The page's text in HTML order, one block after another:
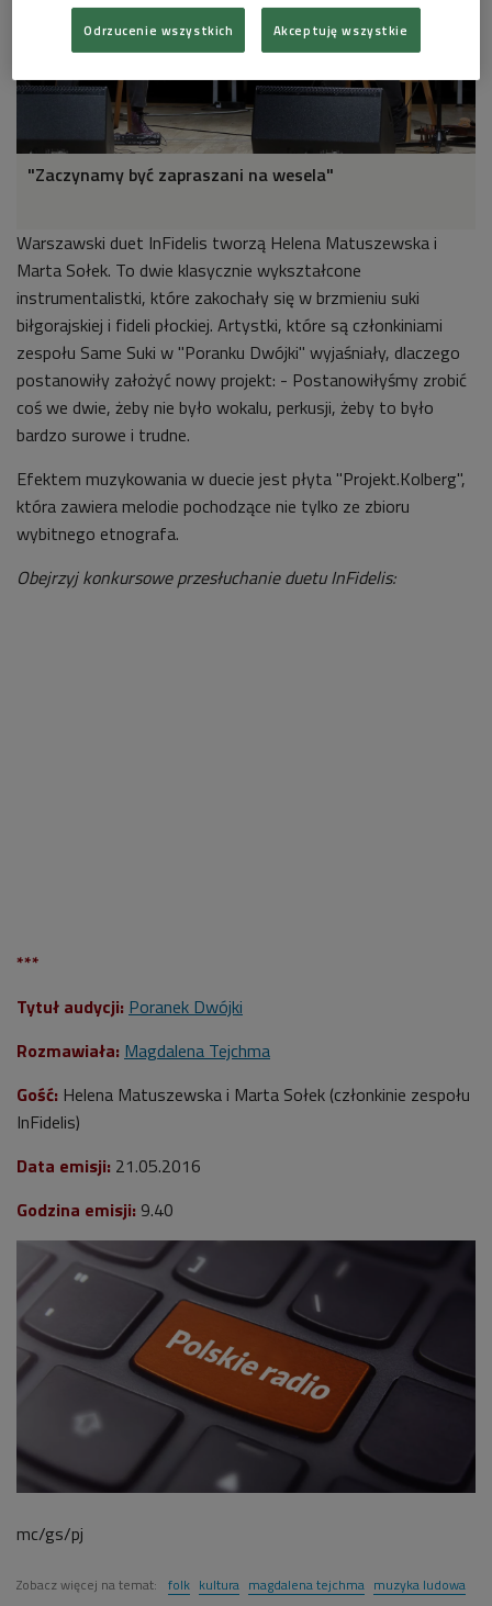
"Zaczynamy być zapraszani na wesela"
Warszawski duet InFidelis tworzą Helena Matuszewska i
Marta Sołek. To dwie klasycznie wykształcone
instrumentalistki, które zakochały się w brzmieniu suki
biłgorajskiej i fideli płockiej. Artystki, które są członkiniami
zespołu Same Suki w "Poranku Dwójki" wyjaśniały, dlaczego
postanowiły założyć nowy projekt: - Postanowiłyśmy zrobić
coś we dwie, żeby nie było wokalu, perkusji, żeby to było
bardzo surowe i trudne.
Efektem muzykowania w duecie jest płyta "Projekt.Kolberg",
która zawiera melodie pochodzące nie tylko ze zbioru
wybitnego etnografa.
Obejrzyj konkursowe przesłuchanie duetu InFidelis:
***
Tytuł audycji: Poranek Dwójki
Rozmawiała: Magdalena Tejchma
Gość: Helena Matuszewska i Marta Sołek (członkinie zespołu
InFidelis)
Data emisji: 21.05.2016
Godzina emisji: 9.40
mc/gs/pj
Zobacz więcej na temat: folk kultura magdalena tejchma muzyka ludowa
Odrzucenie wszystkich Akceptuję wszystkie